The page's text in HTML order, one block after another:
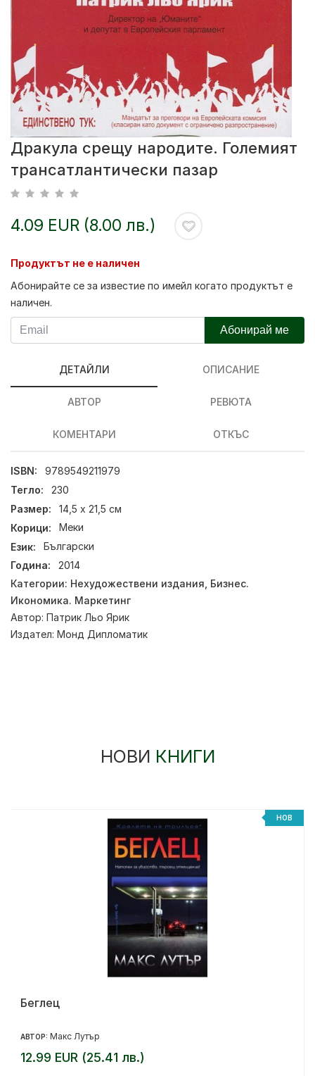
Дракула срещу народите. Големият
трансатлантически пазар
4.09 EUR (8.00 лв.)
Продуктът не е наличен
Абонирайте се за известие по имейл когато продуктът е
наличен.
Абонирай ме
ДЕТАЙЛИ ОПИСАНИЕ
АВТОР РЕВЮТА
КОМЕНТАРИ ОТКЪС
ISBN:
9789549211979
Тегло:
230
Размер:
14,5 х 21,5 см
Корици:
Меки
Език:
Български
Година:
2014
Категории: Нехудожествени издания Бизнес.
Икономика. Маркетинг
Автор: Патрик Льо Ярик
Издател: Монд Дипломатик
НОВИ КНИГИ
НОВ
Беглец
АВТОР: Макс Лутър
12.99 EUR (25.41 лв.)